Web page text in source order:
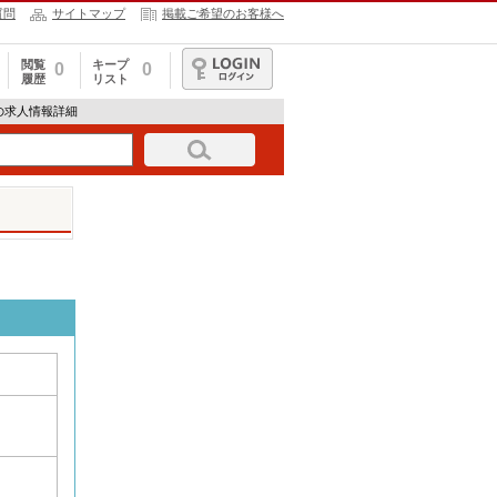
問 サイトマップ 掲載ご希望のお客様へ
閲覧
履歴
0
キープ
リスト
0
ログイン
求人情報詳細